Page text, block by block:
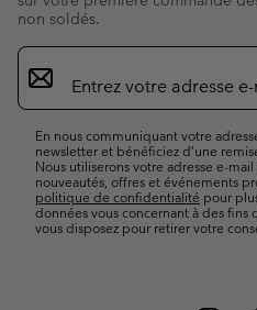
non soldés.
Inscription
par
e-
En nous communiquant votre
newsletter et bénéficiez d’une
Nous utiliserons votre adresse e-
nouveautés, offres et événements
politique de confidentialité pour
données vous concernant à des
vous disposez pour retirer votre